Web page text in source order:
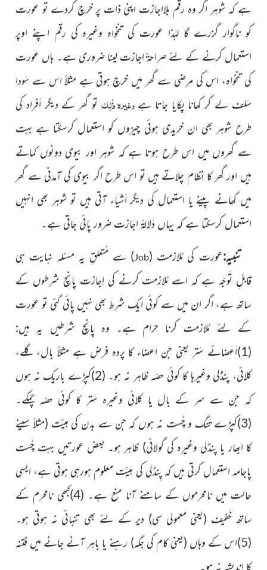
ہے کہ شوہر اگر وہ رقم بلااجازت اپنی ذات پر خرچ کردے تو عورت
کو ناگوار گزرے گا لہٰذا عورت کی تنخواہ وغیرہ کی رقم اپنے اوپر
استعمال کرنے کے لئے صراحۃً اجازت لینا ضروری ہے۔ ہاں عورت
کی تنخواہ، اس کی مرضی سے گھر میں خرچ ہوتی ہے مثلاً اس سے سَودا
سَلف لے کر کھانا پکایا جاتا ہےوغیرہ ذٰلِک تو گھر کے دیگر اَفراد کی
طرح شوہر بھی ان خریدی ہوئی چیزوں کو استعمال کرسکتا ہے بہت
سے گھروں میں اس طرح ہوتا ہے کہ شوہر اور بیوی دونوں کماتے
ہیں اور گھر کا نِظام چلاتے ہیں تو اس طرح اگر بیوی کی آمدنی سے گھر
میں کھانے پینے یا استعمال کی دیگر اَشیاء آتی ہیں تو شوہر بھی انہیں
استعمال کرسکتا ہے کہ یہاں دَلالۃً اجازت ضرور پائی جاتی ہے۔
تنبیہ:عورت کی مُلازمت (
Job
) سے مُتعلق یہ مسئلہ نہایت ہی
قابلِ تَوجّہ ہے کہ اسے مُلازمت کرنے کی اِجازت پانچ شرطوں کے
ساتھ ہے، اگر ان میں سے کوئی ایک شرط بھی نہیں پائی گئی تو عورت
کے لئے مُلازمت کرنا حرام ہے۔ وہ پانچ شرطیں یہ ہیں:
(1)اَعضائے سَتر یعنی جن اَعضاء کا پردہ فرض ہے مثلاً بال، گلے،
کلائی، پنڈلی وغیرہا کا کوئی حصّہ ظاہر نہ ہو۔ (2)کپڑے باریک نہ ہوں
کہ جن سے سر کے بال یا کلائی وغیرہ سَتر کا کوئی حصّہ چمکے۔
(3)کپڑے تَنگ و چُست نہ ہوں کہ جن سے بدن کی ہیئت
(مثلاً سینے
کا ابھار یا پنڈلی وغیرہ کی گولائی) ظاہر ہو۔ بعض عورتیں بہت چُست
پاجامہ استعمال کرتی ہیں کہ پِنڈلی کی ہیئت معلوم ہورہی ہوتی ہے، ایسی
حالت میں نامحرموں کے سامنے آنا منع ہے۔ (4)کبھی نامحرم کے
ساتھ خَفیف (یعنی معمولی سی) دیر کے لئے بھی تنہائی نہ ہوتی ہو۔
(5)اس کے وہاں
(یعنی کام کی جگہ) رہنے یا باہر آنے جانے میں فِتنہ
کا اندیشہ نہ ہو۔